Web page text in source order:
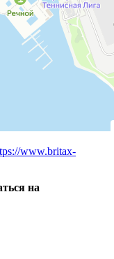
www.britax-
на